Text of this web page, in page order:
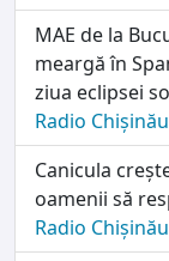
MAE de la
meargă în
ziua eclipsei
Radio Chișinău
Canicula
oamenii să
Radio Chișinău